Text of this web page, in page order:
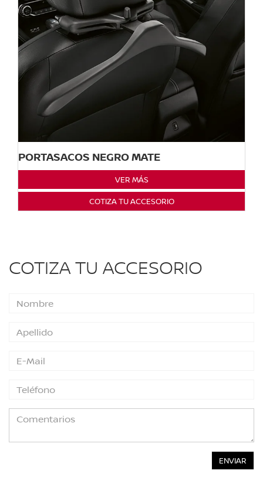
PORTASACOS NEGRO MATE
VER MÁS
COTIZA TU ACCESORIO
COTIZA TU ACCESORIO